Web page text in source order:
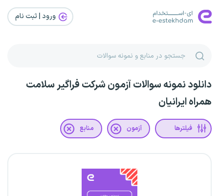
ورود | ثبت‌ نام
دانلود نمونه سوالات آزمون شرکت فراگیر سلامت
همراه ایرانیان
فیلترها آزمون منابع